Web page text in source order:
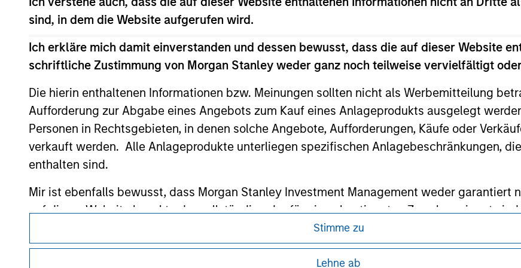
sind, in dem die Website aufgerufen wird.
Ich erkläre mich damit einverstanden und dessen bewusst, dass die auf dieser Website
schriftliche Zustimmung von Morgan Stanley weder ganz noch teilweise vervielfältigt
Die hierin enthaltenen Informationen bzw. Meinungen sollten nicht als Werbemitteilung
Aufforderung zur Abgabe eines Angebots zum Kauf eines Anlageprodukts ausgelegt
Personen in Rechtsgebieten, in denen solche Angebote, Aufforderungen, Käufe oder
verkauft werden. Alle Anlageprodukte unterliegen spezifischen Anlagebeschränkungen,
enthalten sind.
Mir ist ebenfalls bewusst, dass Morgan Stanley Investment Management weder garantiert
auf dieser Website korrekt oder vollständig oder für einen bestimmten Zweck geeignet sind.
Morgan Stanley Investment Management erlegt Fachleuten des Finanzsektors
Investmentfonds für Geldwäschezwecke zu verhindern, einschließlich Verfahren zur
Stimme zu
Lehne ab
monitoring by us of any information contained in any hyperlinked site. In no event shall we be
or your use of such site
Morgan Stanley
Morgan Stanley Careers
Nutzer müssen die Nutzungsbedingungen lesen und akzeptieren, da in diesen bestimmte gesetzliche und